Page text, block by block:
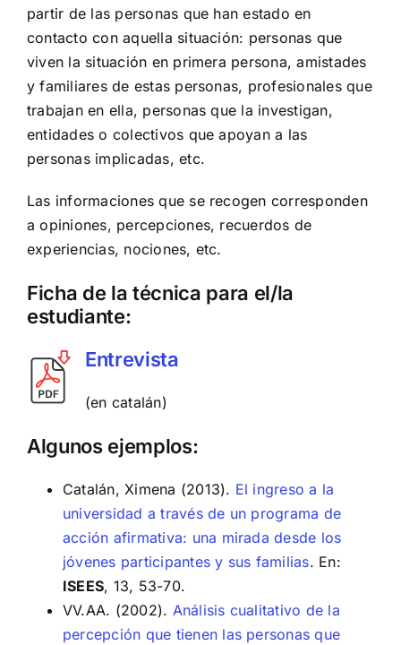
partir de las personas que han estado en
contacto con aquella situación: personas que
viven la situación en primera persona, amistades
y familiares de estas personas, profesionales que
trabajan en ella, personas que la investigan,
entidades o colectivos que apoyan a las
personas implicadas, etc.
Las informaciones que se recogen corresponden
a opiniones, percepciones, recuerdos de
experiencias, nociones, etc.
Ficha de la técnica para el/la
estudiante:
Entrevista
(en catalán)
Algunos ejemplos:
Catalán, Ximena (2013). El ingreso a la
universidad a través de un programa de
acción afirmativa: una mirada desde los
jóvenes participantes y sus familias. En:
ISEES, 13, 53-70.
VV.AA. (2002). Análisis cualitativo de la
percepción que tienen las personas que